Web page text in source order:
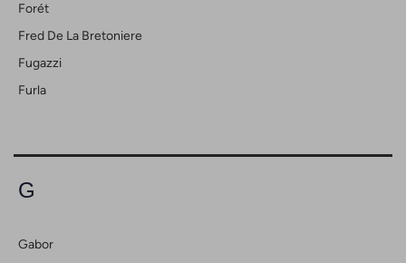
Forét
Fred De La Bretoniere
Fugazzi
Furla
G
Gabor